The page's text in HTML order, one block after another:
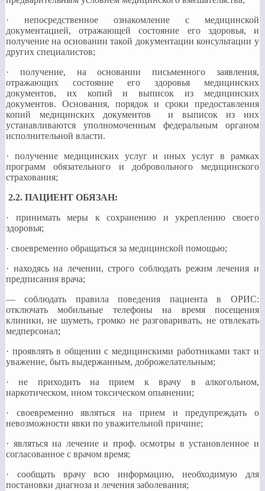
· непосредственное ознакомление с медицинской
документацией, отражающей состояние его здоровья, и
получение на основании такой документации консультации у
других специалистов;
· получение, на основании письменного заявления,
отражающих состояние его здоровья медицинских
документов, их копий и выписок из медицинских
документов. Основания, порядок и сроки предоставления
копий медицинских документов и выписок из них
устанавливаются уполномоченным федеральным органом
исполнительной власти.
· получение медицинских услуг и иных услуг в рамках
программ обязательного и добровольного медицинского
страхования;
2.2. ПАЦИЕНТ ОБЯЗАН:
· принимать меры к сохранению и укреплению своего
здоровья;
· своевременно обращаться за медицинской помощью;
· находясь на лечении, строго соблюдать режим лечения и
предписания врача;
— соблюдать правила поведения пациента в ОРИС:
отключать мобильные телефоны на время посещения
клиники, не шуметь, громко не разговаривать, не отвлекать
медперсонал;
· проявлять в общении с медицинскими работниками такт и
уважение, быть выдержанным, доброжелательным;
· не приходить на прием к врачу в алкогольном,
наркотическом, ином токсическом опьянении;
· своевременно являться на прием и предупреждать о
невозможности явки по уважительной причине;
· являться на лечение и проф. осмотры в установленное и
согласованное с врачом время;
· сообщать врачу всю информацию, необходимую для
постановки диагноза и лечения заболевания;